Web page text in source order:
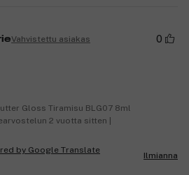
Vahvistettu asiakas 0
Gloss Tiramisu BLG07 8ml
2 vuotta sitten |
Ilmianna